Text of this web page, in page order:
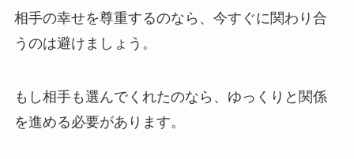
相手の幸せを尊重するのなら、今すぐに関わり合
うのは避けましょう。
もし相手も選んでくれたのなら、ゆっくりと関係
を進める必要があります。